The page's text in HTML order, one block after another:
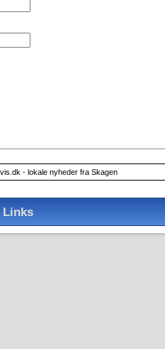
- lokale nyheder fra Skagen
Links